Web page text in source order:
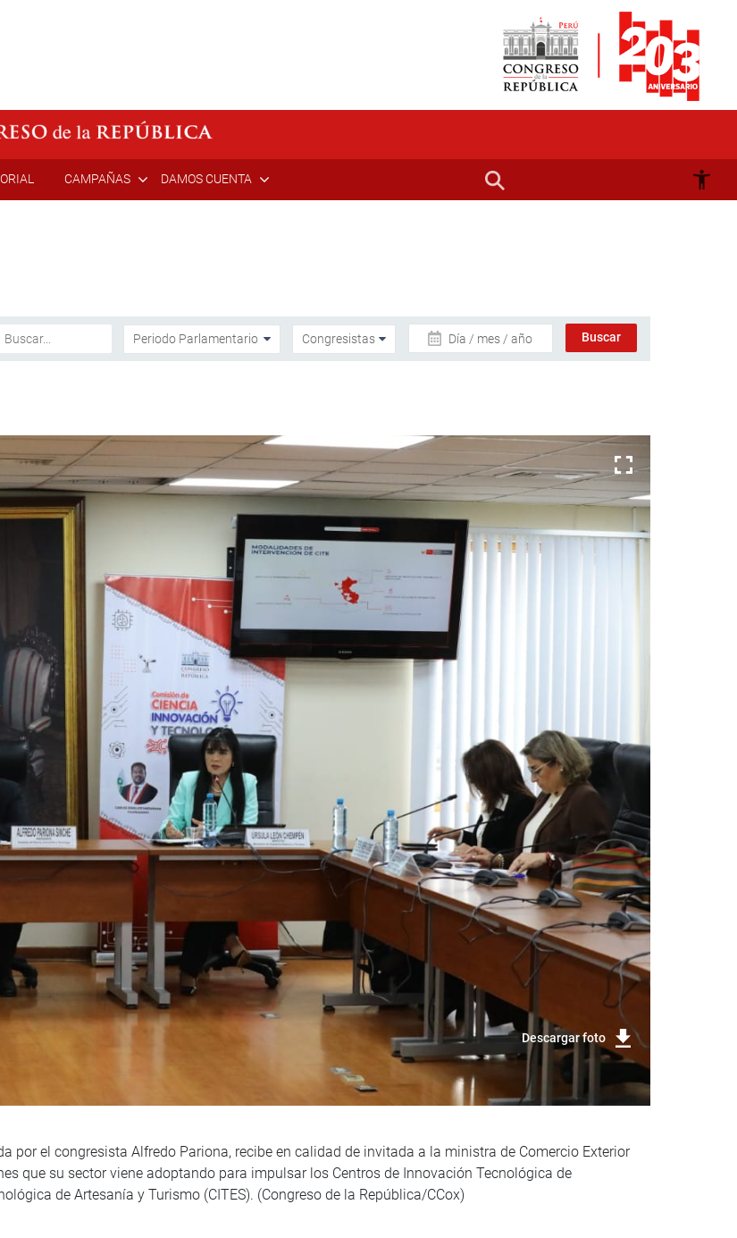
CAMPAÑAS DAMOS CUENTA
Día / mes / año
Descargar foto
por el congresista Alfredo Pariona, recibe en calidad de invitada a la ministra de Comercio Exterior
que su sector viene adoptando para impulsar los Centros de Innovación Tecnológica de
de Artesanía y Turismo (CITES). (Congreso de la República/CCox)